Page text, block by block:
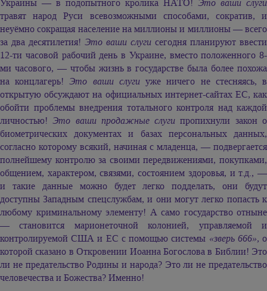
Украины — в подопытного кролика НАТО! Это ваши слуги
травят народ Руси всевозможными способами, сократив, и
неуёмно сокращая население на миллионы и миллионы — всего
за два десятилетия! Это ваши слуги сегодня планируют ввести
12-ти часовой рабочий день в Украине, вместо положенного 8-
ми часового, — чтобы жизнь в государстве была более похожа
на концлагерь!Это ваши слугиуже ничего не стесняясь, в
открытую обсуждают на официальных интернет-сайтах ЕС, как
обойти проблемы внедрения тотального контроля над каждой
личностью!Это ваши продажные слуги пропихнули закон о
биометрических документах и базах персональных данных,
согласно которому всякий, начиная с младенца, — подвергается
полнейшему контролю за своими передвижениями, покупками,
общением, характером, связями, состоянием здоровья, и т.д., —
и такие данные можно будет легко подделать, они будут
доступны Западным спецслужбам, и они могут легко попасть к
любому криминальному элементу! А само государство отныне
— становится марионеточной колонией, управляемой и
контролируемой США и ЕС с помощью системы «зверь 666», о
которой сказано в Откровении Иоанна Богослова в Библии! Это
ли не предательство Родины и народа? Это ли не предательство
человечества и Божества? Именно!